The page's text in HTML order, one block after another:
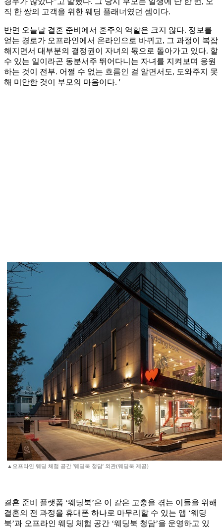
직 한 쌍의 고객을 위한 웨딩 플래너였던 셈이다.
반면 오늘날 결혼 준비에서 혼주의 역할은 크지 않다. 정보를
얻는 경로가 오프라인에서 온라인으로 바뀌고, 그 과정이 복잡
해지면서 대부분의 결정권이 자녀의 몫으로 돌아가고 있다. 할
수 있는 일이라곤 동분서주 뛰어다니는 자녀를 지켜보며 응원
하는 것이 전부. 어쩔 수 없는 흐름인 걸 알면서도, 도와주지 못
해 미안한 것이 부모의 마음이다. '
▲오프라인 웨딩 체험 공간 '웨딩북 청담' 외관(웨딩북 제공)
결혼 준비 플랫폼 ‘웨딩북’은 이 같은 고충을 겪는 이들을 위해
결혼의 전 과정을 휴대폰 하나로 마무리할 수 있는 앱 ‘웨딩
북’과 오프라인 웨딩 체험 공간 ‘웨딩북 청담’을 운영하고 있